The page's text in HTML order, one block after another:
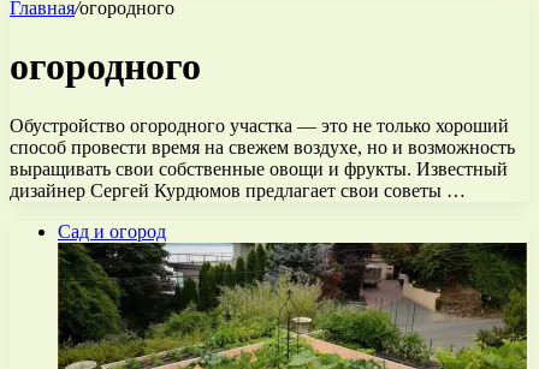
Главная/огородного
огородного
Обустройство огородного участка — это не только хороший
способ провести время на свежем воздухе, но и возможность
выращивать свои собственные овощи и фрукты. Известный
дизайнер Сергей Курдюмов предлагает свои советы …
Сад и огород